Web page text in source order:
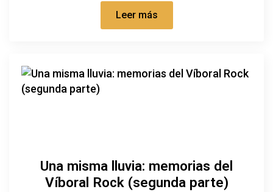
Leer más
Una misma lluvia: memorias del
Víboral Rock (segunda parte)